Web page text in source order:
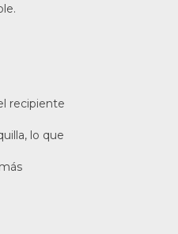
recipiente
lo que